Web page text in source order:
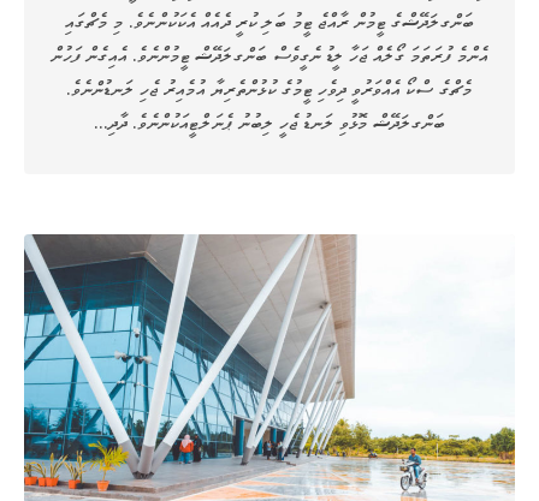
ބަންގލަދޭޝްގެ ޓީމުން ރާއްޖެ ޓީމު ބަލި ކުރީ ދެއެއް އެކަކުންނެވެ. މި މެޗްގައި
އެންމެ ފުރަތަމަ ގޯލެއް ޖަހާ ލީޑު ނެގީވެސް ބަންގލަދޭޝް ޓީމުންނެވެ. އެއިގެން ފަހުން
މެޗްގެ ސްކޯ އެއްވަރުވީ ދިވެހި ޓީމުގެ ކުޅުންތެރިޔާ އުމެއިރު ޖެހި ލަނޑުންނެވެ.
ބަންގލަދޭޝް މޮޅުވި ލަނޑު ޖެހީ ލިބުނު ޕެނަލްޓީއަކުންނެވެ. ދާދި…